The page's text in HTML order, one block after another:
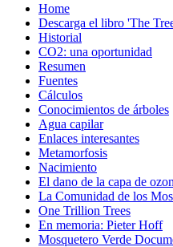
Home
Descarga el libro 'The
Historial
CO2: una oportunidad
Resumen
Fuentes
Cálculos
Conocimientos de árboles
Agua capilar
Enlaces interesantes
Metamorfosis
Nacimiento
El dano de la capa de
La Comunidad de los
One Trillion Trees
En memoria: Pieter Hoff
Mosquetero Verde